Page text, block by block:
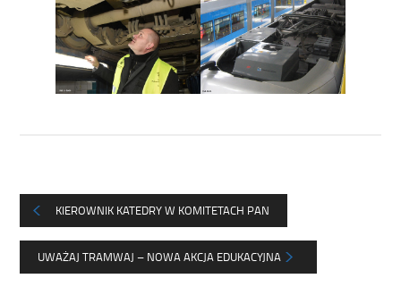
KIEROWNIK KATEDRY W KOMITETACH PAN
UWAŻAJ TRAMWAJ – NOWA AKCJA EDUKACYJNA